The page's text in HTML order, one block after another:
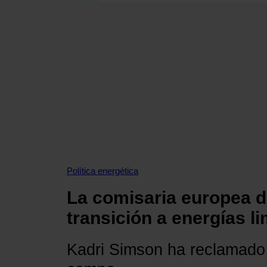
MOVILIDAD
ALMACENAMIENTO
STARTUPS & INNOVACIÓN
HIDRÓGENO
TOP 10
Política energética
La comisaria europea
transición a energías
Kadri Simson ha